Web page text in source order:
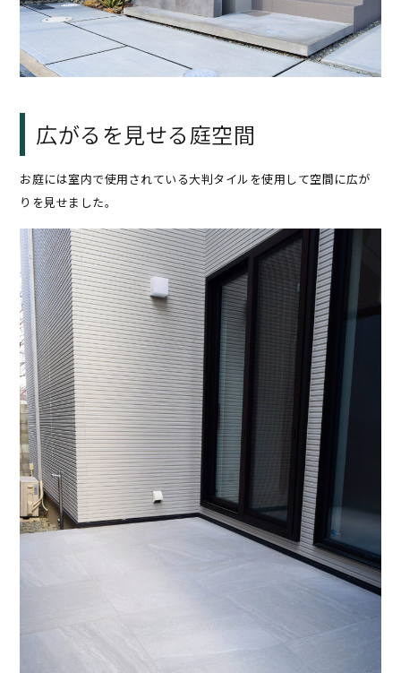
広がるを見せる庭空間
お庭には室内で使用されている大判タイルを使用して空間に広が
りを見せました。